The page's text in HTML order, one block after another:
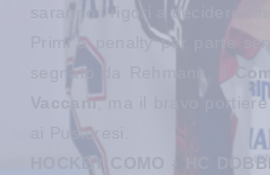
saranno i rigori a decidere
Primi 5 penalty per parte
segnato da Rehmann, il
Vaccani, ma il bravo
ai Pusteresi.
HOCKEY COMO - HC